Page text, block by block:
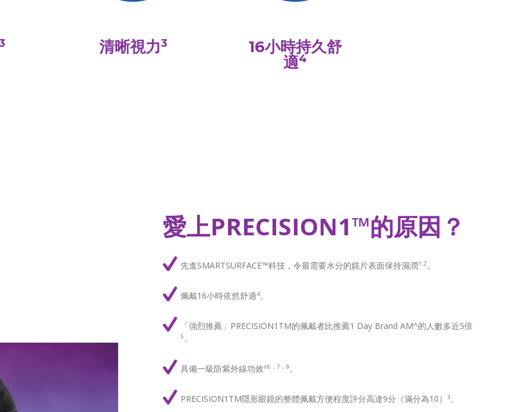
清晰視力3
16小時持久舒
適4
愛上PRECISION1™的原因？
先進SMARTSURFACE™科技，令最需要水分的鏡片表面保持濕潤1,2。
佩戴16小時依然舒適4。
「強烈推薦」PRECISION1TM的佩戴者比推薦1 Day Brand AM^的人數多近5倍
5。
具備一級防紫外線功效‡6，7，9。
PRECISION1TM隱形眼鏡的整體佩戴方便程度評分高達9分（滿分為10） 3。